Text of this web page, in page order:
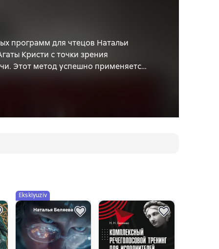
программ для чтецов Натальи
Кристи с точки зрения
Этот метод успешно применяется
прочтения фрагментов
дополнительного образования.
Eksklyuziv